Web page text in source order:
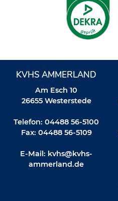
KVHS AMMERLAND
Am Esch 10
26655 Westerstede
Telefon: 04488 56-5100
Fax: 04488 56-5109
E-Mail: kvhs@kvhs-
ammerland.de